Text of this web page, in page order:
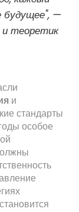
будущее", —
теоретик
и
стандарты
особое